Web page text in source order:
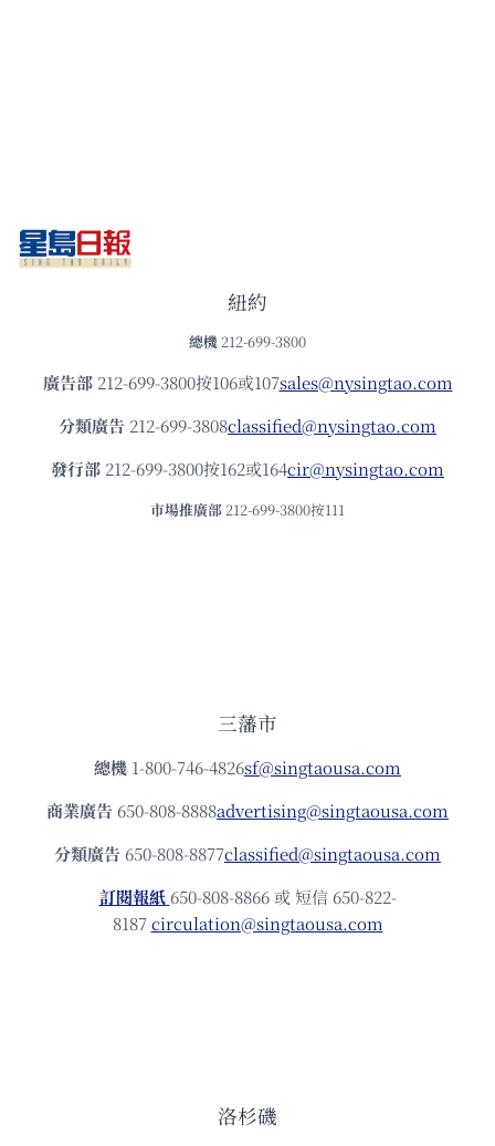
紐約
總機 212-699-3800
廣告部212-699-3800按106或107sales@nysingtao.com
分類廣告 212-699-3808classified@nysingtao.com
發⾏部 212-699-3800按162或164cir@nysingtao.com
市場推廣部 212-699-3800按111
三藩市
總機 1-800-746-4826sf@singtaousa.com
商業廣告 650-808-8888advertising@singtaousa.com
分類廣告 650-808-8877classified@singtaousa.com
訂閱報紙 650-808-8866 或 短信 650-822-
8187circulation@singtaousa.com
洛杉磯